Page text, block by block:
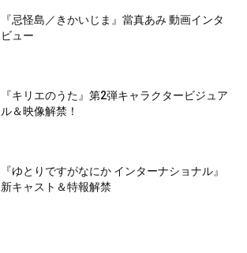
『忌怪島／きかいじま』當真あみ 動画インタ
ビュー
『キリエのうた』第2弾キャラクタービジュア
ル＆映像解禁！
『ゆとりですがなにか インターナショナル』
新キャスト＆特報解禁